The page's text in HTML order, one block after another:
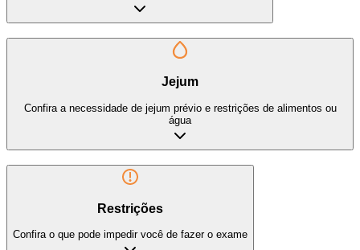
Jejum
Confira a necessidade de jejum prévio e restrições de alimentos ou
água
Restrições
Confira o que pode impedir você de fazer o exame